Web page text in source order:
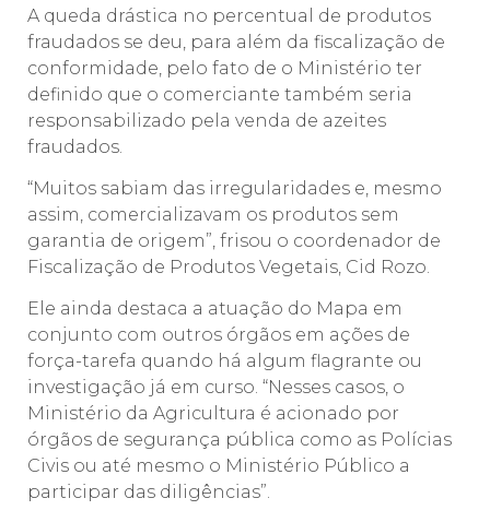
A queda drástica no percentual de produtos
fraudados se deu, para além da fiscalização de
conformidade, pelo fato de o Ministério ter
definido que o comerciante também seria
responsabilizado pela venda de azeites
fraudados.
“Muitos sabiam das irregularidades e, mesmo
assim, comercializavam os produtos sem
garantia de origem”, frisou o coordenador de
Fiscalização de Produtos Vegetais, Cid Rozo.
Ele ainda destaca a atuação do Mapa em
conjunto com outros órgãos em ações de
força-tarefa quando há algum flagrante ou
investigação já em curso. “Nesses casos, o
Ministério da Agricultura é acionado por
órgãos de segurança pública como as Polícias
Civis ou até mesmo o Ministério Público a
participar das diligências”.